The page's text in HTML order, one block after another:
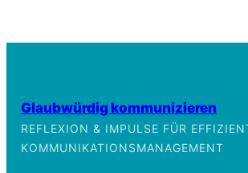
Glaubwürdig kommunizieren
REFLEXION & IMPULSE FÜR
KOMMUNIKATIONSMANAGEMENT